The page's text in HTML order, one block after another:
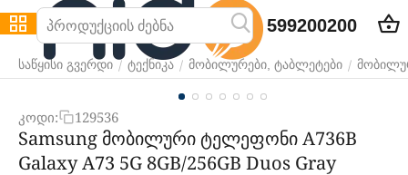
599200200
საწყისი გვერდი / ტექნიკა / მობილურები, ტაბლეტები /
კოდი: 129536
Samsung მობილური ტელეფონი A736B
Galaxy A73 5G 8GB/256GB Duos Gray